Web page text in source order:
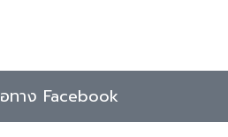
ทาง Facebook